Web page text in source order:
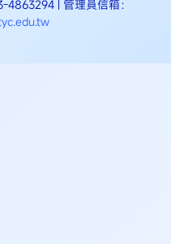
| 管理員信箱：